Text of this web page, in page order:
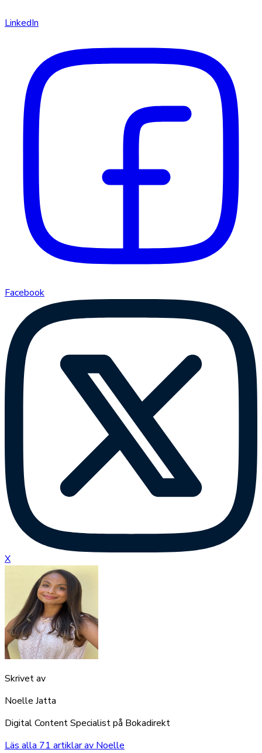
LinkedIn
Facebook
X
Skrivet av
Noelle Jatta
Digital Content Specialist på Bokadirekt
Läs alla 71 artiklar av Noelle